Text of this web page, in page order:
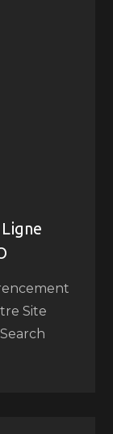
Site